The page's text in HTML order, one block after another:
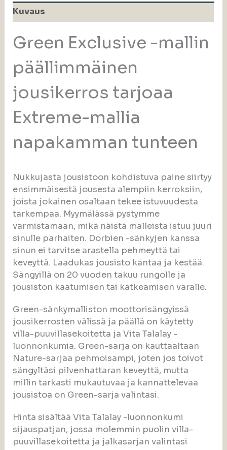
Kuvaus
Green Exclusive -mallin
päällimmäinen
jousikerros tarjoaa
Extreme-mallia
napakamman tunteen
Nukkujasta jousistoon kohdistuva paine siirtyy
ensimmäisestä jousesta alempiin kerroksiin,
joista jokainen osaltaan tekee istuvuudesta
tarkempaa. Myymälässä pystymme
varmistamaan, mikä näistä malleista istuu juuri
sinulle parhaiten. Dorbien -sänkyjen kanssa
sinun ei tarvitse arastella pehmeyttä tai
keveyttä. Laadukas jousisto kantaa ja kestää.
Sängyillä on 20 vuoden takuu rungolle ja
jousiston kaatumisen tai katkeamisen varalle.
Green-sänkymalliston moottorisängyissä
jousikerrosten välissä ja päällä on käytetty
villa-puuvillasekoitetta ja Vita Talalay -
luonnonkumia. Green-sarja on kauttaaltaan
Nature-sarjaa pehmoisampi, joten jos toivot
sängyltäsi pilvenhattaran keveyttä, mutta
millin tarkasti mukautuvaa ja kannattelevaa
jousistoa on Green-sarja valintasi.
Hinta sisältää Vita Talalay -luonnonkumi
sijauspatjan, jossa molemmin puolin villa-
puuvillasekoitetta ja jalkasarjan valintasi